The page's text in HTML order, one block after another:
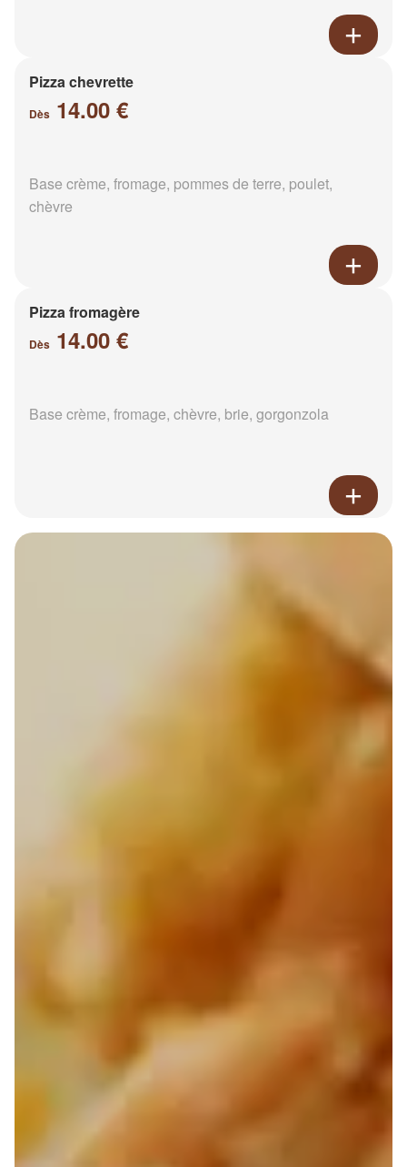
Pizza chevrette
Dès 14.00 €
Base crème, fromage, pommes de terre, poulet,
chèvre
Pizza fromagère
Dès 14.00 €
Base crème, fromage, chèvre, brie, gorgonzola